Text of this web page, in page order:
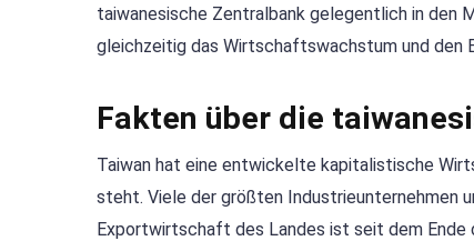
taiwanesische Zentralbank gelegentlich in den
gleichzeitig das Wirtschaftswachstum und den
Fakten über die
Taiwan hat eine entwickelte kapitalistische
steht. Viele der größten Industrieunternehmen
Exportwirtschaft des Landes ist seit dem